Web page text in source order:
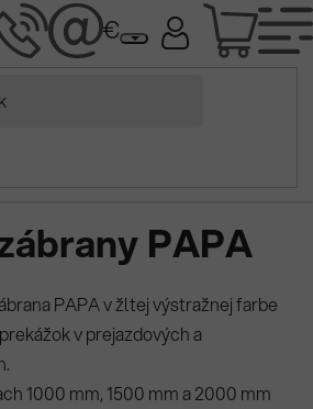
PAPA
PAPA
PAPA v žltej výstražnej farbe
v prejazdových a
1000 mm, 1500 mm a 2000 mm